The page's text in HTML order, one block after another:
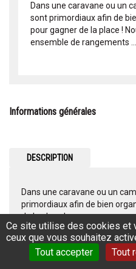
Dans une caravane ou un
sont primordiaux afin de
pour gagner de la place !
ensemble de rangements ...
Informations générales
DESCRIPTION
Dans une caravane ou un
primordiaux afin de bien
de la place !
Nous vous proposons un
spécialement conçus pour les
caravanes.
Ce site utilise des cookies et
ceux que vous souhaitez
Tout accepter
Tout